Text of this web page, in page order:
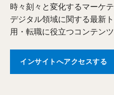
時々刻々と変化するマーケ
デジタル領域に関する最新
用・転職に役立つコンテン
インサイトへアクセスする